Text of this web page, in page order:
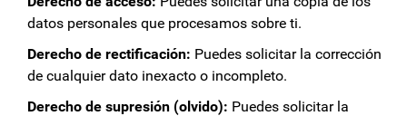
datos personales que procesamos sobre ti.
Derecho de rectificación: Puedes solicitar la corrección
de cualquier dato inexacto o incompleto.
Derecho de supresión (olvido): Puedes solicitar la